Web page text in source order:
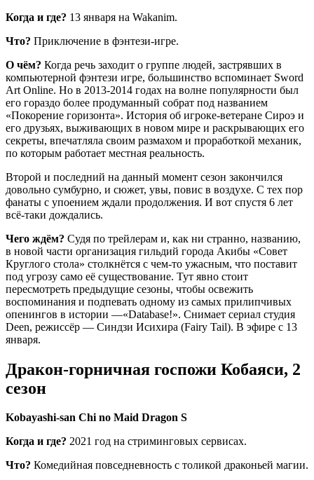
Когда и где? 13 января на Wakanim.
Что? Приключение в фэнтези-игре.
О чём? Когда речь заходит о группе людей, застрявших в
компьютерной фэнтези игре, большинство вспоминает Sword
Art Online. Но в 2013-2014 годах на волне популярности был
его гораздо более продуманный собрат под названием
«Покорение горизонта». История об игроке-ветеране Сироэ и
его друзьях, выживающих в новом мире и раскрывающих его
секреты, впечатляла своим размахом и проработкой механик,
по которым работает местная реальность.
Второй и последний на данный момент сезон закончился
довольно сумбурно, и сюжет, увы, повис в воздухе. С тех пор
фанаты с упоением ждали продолжения. И вот спустя 6 лет
всё-таки дождались.
Чего ждём? Судя по трейлерам и, как ни странно, названию,
в новой части организация гильдий города Акибы «Совет
Круглого стола» столкнётся с чем-то ужасным, что поставит
под угрозу само её существование. Тут явно стоит
пересмотреть предыдущие сезоны, чтобы освежить
воспоминания и подпевать одному из самых прилипчивых
опенингов в истории —«Database!». Снимает сериал студия
Deen, режиссёр — Синдзи Исихира (Fairy Tail). В эфире с 13
января.
Дракон-горничная госпожи Кобаяси, 2
сезон
Kobayashi-san Chi no Maid Dragon S
Когда и где? 2021 год на стриминговых сервисах.
Что? Комедийная повседневность с толикой драконьей магии.